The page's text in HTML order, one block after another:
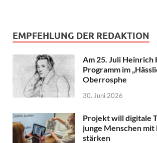
EMPFEHLUNG DER REDAKTION
Am 25. Juli Heinrich
Programm im
Oberrosphe
30. Juni 2026
Projekt will digitale
junge Menschen
stärken